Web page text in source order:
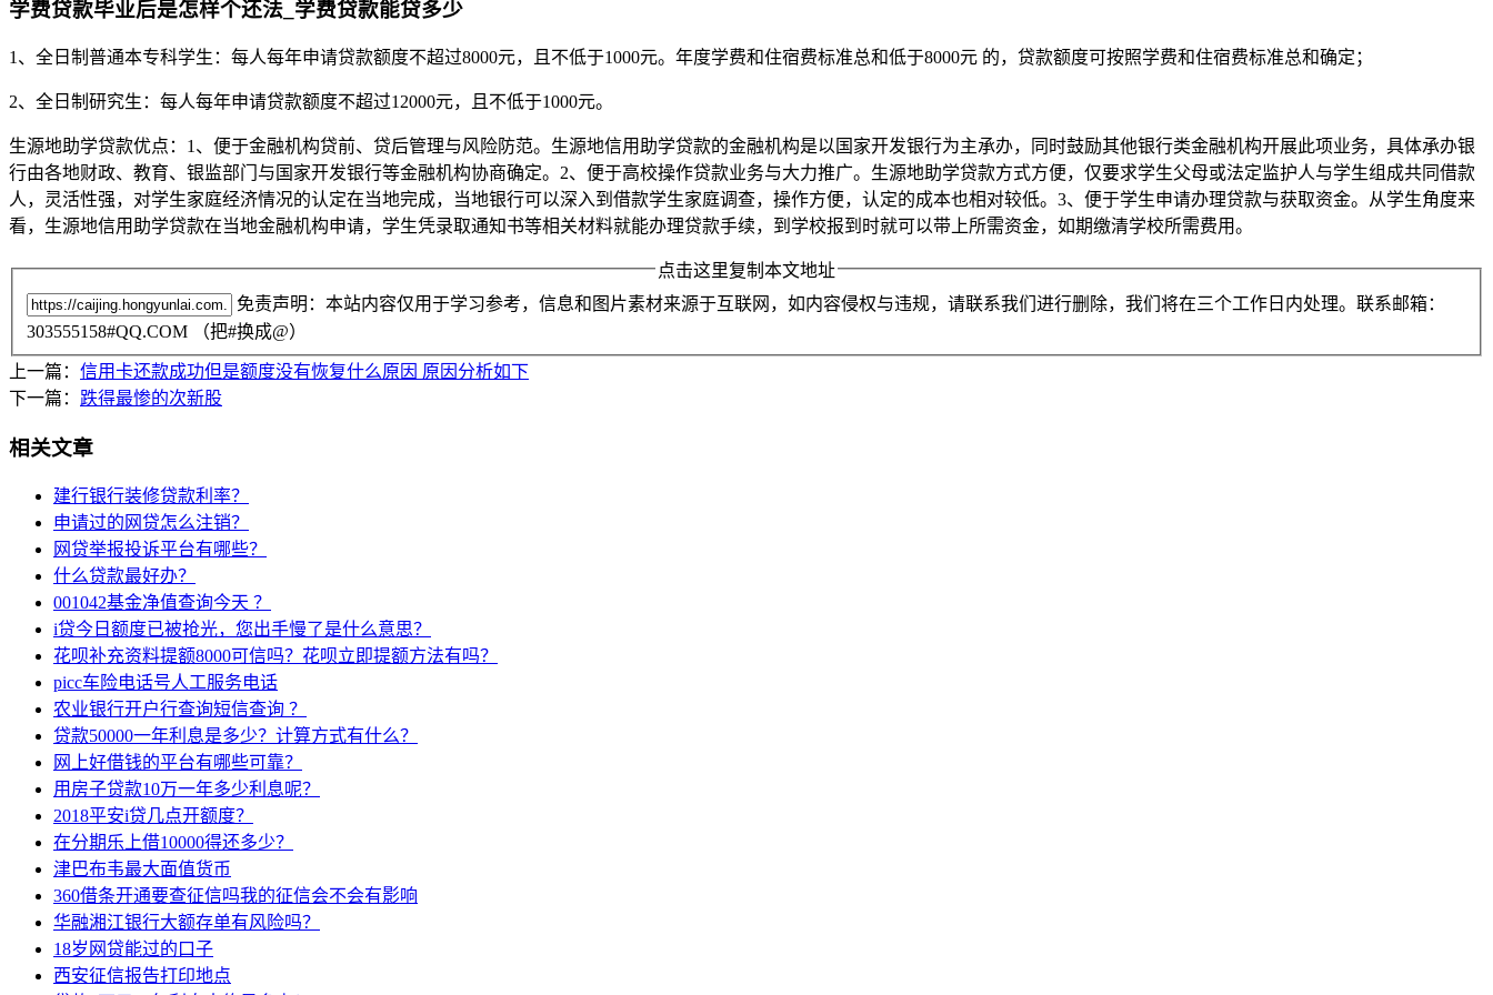
学费贷款毕业后是怎样个还法_学费贷款能贷多少
1、全日制普通本专科学生：每人每年申请贷款额度不超过8000元，且不低于1000元。年度学费和住宿费标准总和低于8000元 的，贷款额度可按照学费和住宿费标准总和确定；
2、全日制研究生：每人每年申请贷款额度不超过12000元，且不低于1000元。
生源地助学贷款优点：1、便于金融机构贷前、贷后管理与风险防范。生源地信用助学贷款的金融机构是以国家开发银行为主承办，同时鼓励其他银行类金融机构开展此项业务，具体承办银
行由各地财政、教育、银监部门与国家开发银行等金融机构协商确定。2、便于高校操作贷款业务与大力推广。生源地助学贷款方式方便，仅要求学生父母或法定监护人与学生组成共同借款
人，灵活性强，对学生家庭经济情况的认定在当地完成，当地银行可以深入到借款学生家庭调查，操作方便，认定的成本也相对较低。3、便于学生申请办理贷款与获取资金。从学生角度来
看，生源地信用助学贷款在当地金融机构申请，学生凭录取通知书等相关材料就能办理贷款手续，到学校报到时就可以带上所需资金，如期缴清学校所需费用。
点击这里复制本文地址
免责声明：本站内容仅用于学习参考，信息和图片素材来源于互联网，如内容侵权与违规，请联系我们进行删除，我们将在三个工作日内处理。联系邮箱：
303555158#QQ.COM （把#换成@）
上一篇： 信用卡还款成功但是额度没有恢复什么原因 原因分析如下
下一篇： 跌得最惨的次新股
相关文章
建行银行装修贷款利率？
申请过的网贷怎么注销？
网贷举报投诉平台有哪些？
什么贷款最好办？
001042基金净值查询今天 ？
i贷今日额度已被抢光，您出手慢了是什么意思？
花呗补充资料提额8000可信吗？花呗立即提额方法有吗？
picc车险电话号人工服务电话
农业银行开户行查询短信查询 ？
贷款50000一年利息是多少？计算方式有什么？
网上好借钱的平台有哪些可靠？
用房子贷款10万一年多少利息呢？
2018平安i贷几点开额度？
在分期乐上借10000得还多少？
津巴布韦最大面值货币
360借条开通要查征信吗我的征信会不会有影响
华融湘江银行大额存单有风险吗？
18岁网贷能过的口子
西安征信报告打印地点